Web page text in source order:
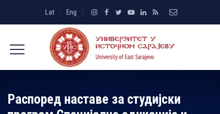
Lat Eng
Распоред наставе за студијски